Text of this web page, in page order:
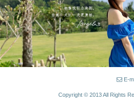
E-
Copyright © 2013 All Rights